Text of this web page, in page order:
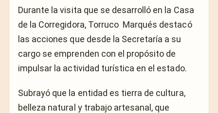
Durante la visita que se desarrolló en la Casa
de la Corregidora, Torruco Marqués destacó
las acciones que desde la Secretaría a su
cargo se emprenden con el propósito de
impulsar la actividad turística en el estado.
Subrayó que la entidad es tierra de cultura,
belleza natural y trabajo artesanal, que